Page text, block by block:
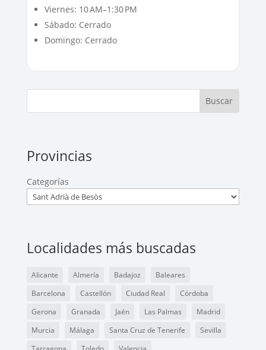
Viernes: 10 AM–1:30 PM
Sábado: Cerrado
Domingo: Cerrado
Buscar
Provincias
Categorías
Localidades más buscadas
Alicante Almería Badajoz
Baleares
Barcelona
Castellón Ciudad Real
Córdoba
Gerona
Granada Jaén Las Palmas
Madrid
Murcia
Málaga Santa Cruz de Tenerife
Sevilla